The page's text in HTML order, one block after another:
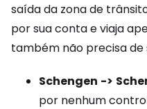
saída da zona de
por sua conta e viaja
também não precisa de
Schengen ->
por nenhum